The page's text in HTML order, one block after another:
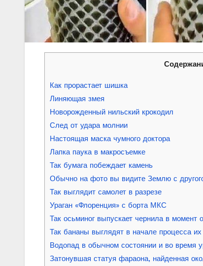
Как прорастает шишка
Линяющая змея
Новорожденный нильский крокодил
След от удара молнии
Настоящая маска чумного доктора
Лапка паука в макросъемке
Так бумага побеждает камень
Обычно на фото вы видите Землю с
Так выглядит самолет в разрезе
Ураган «Флоренция» с борта МКС
Так осьминог выпускает чернила в момент
Так бананы выглядят в начале процесса их
Водопад в обычном состоянии и во время
Затонувшая статуя фараона, найденная